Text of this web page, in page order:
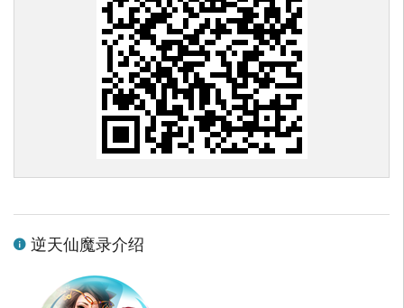
逆天仙魔录介绍